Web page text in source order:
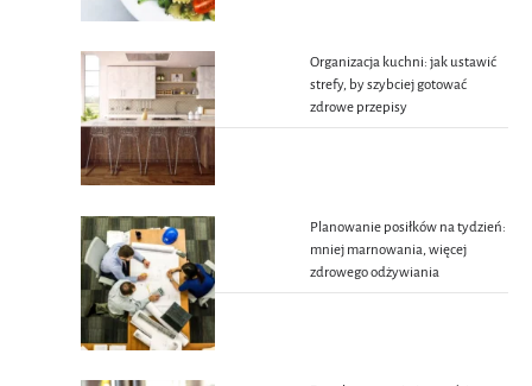
Organizacja kuchni: jak ustawić
strefy, by szybciej gotować
zdrowe przepisy
Planowanie posiłków na tydzień:
mniej marnowania, więcej
zdrowego odżywiania